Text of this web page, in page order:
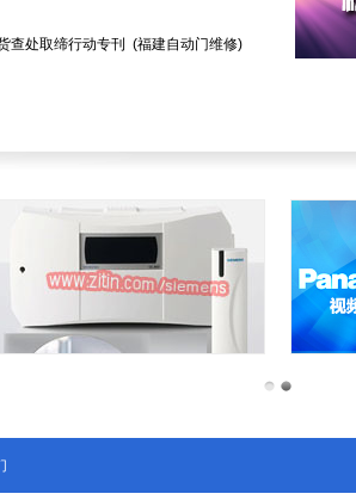
查处取缔行动专刊 (福建自动门维修)